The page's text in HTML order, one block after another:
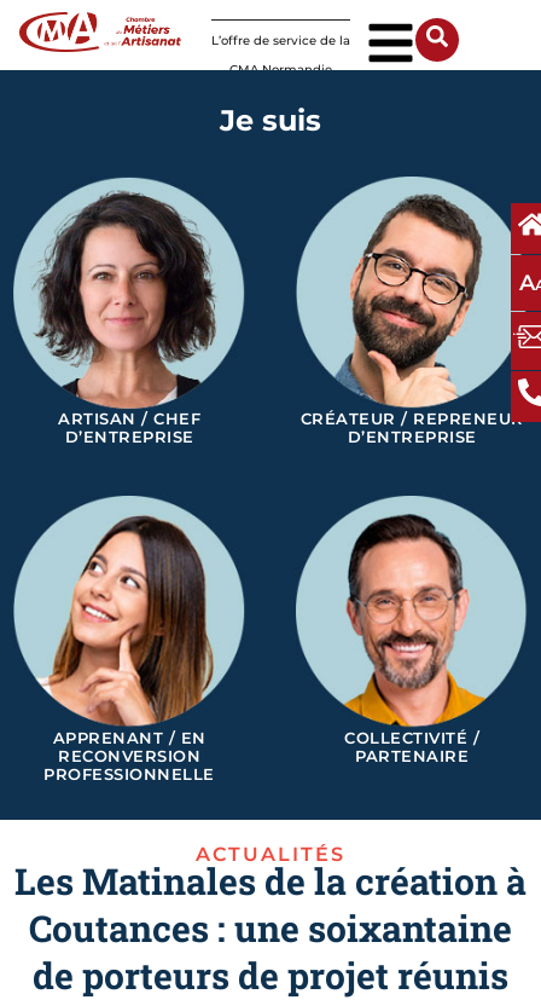
L’offre de service de la
CMA Normandie
A
Je suis
ARTISAN / CHEF
D’ENTREPRISE
CRÉATEUR / REPRENEUR
D’ENTREPRISE
APPRENANT / EN
RECONVERSION
PROFESSIONNELLE
COLLECTIVITÉ /
PARTENAIRE
ACTUALITÉS
Les Matinales de la création à
Coutances : une soixantaine
de porteurs de projet réunis
Panneau de gestion des cookies